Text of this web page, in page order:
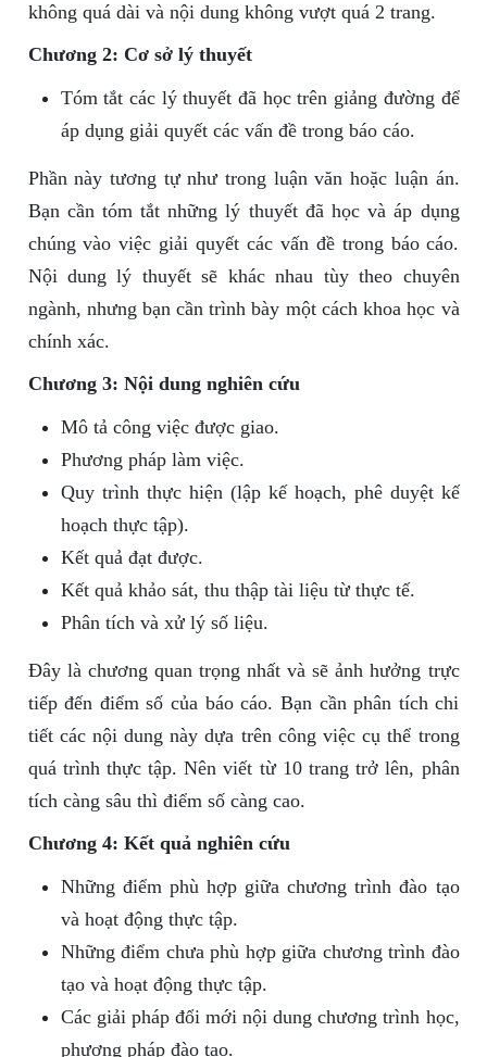
không quá dài và nội dung không vượt quá 2 trang.
Chương 2: Cơ sở lý thuyết
Tóm tắt các lý thuyết đã học trên giảng đường để
áp dụng giải quyết các vấn đề trong báo cáo.
Phần này tương tự như trong luận văn hoặc luận án.
Bạn cần tóm tắt những lý thuyết đã học và áp dụng
chúng vào việc giải quyết các vấn đề trong báo cáo.
Nội dung lý thuyết sẽ khác nhau tùy theo chuyên
ngành, nhưng bạn cần trình bày một cách khoa học và
chính xác.
Chương 3: Nội dung nghiên cứu
Mô tả công việc được giao.
Phương pháp làm việc.
Quy trình thực hiện (lập kế hoạch, phê duyệt kế
hoạch thực tập).
Kết quả đạt được.
Kết quả khảo sát, thu thập tài liệu từ thực tế.
Phân tích và xử lý số liệu.
Đây là chương quan trọng nhất và sẽ ảnh hưởng trực
tiếp đến điểm số của báo cáo. Bạn cần phân tích chi
tiết các nội dung này dựa trên công việc cụ thể trong
quá trình thực tập. Nên viết từ 10 trang trở lên, phân
tích càng sâu thì điểm số càng cao.
Chương 4: Kết quả nghiên cứu
Những điểm phù hợp giữa chương trình đào tạo
và hoạt động thực tập.
Những điểm chưa phù hợp giữa chương trình đào
tạo và hoạt động thực tập.
Các giải pháp đổi mới nội dung chương trình học,
phương pháp đào tạo.